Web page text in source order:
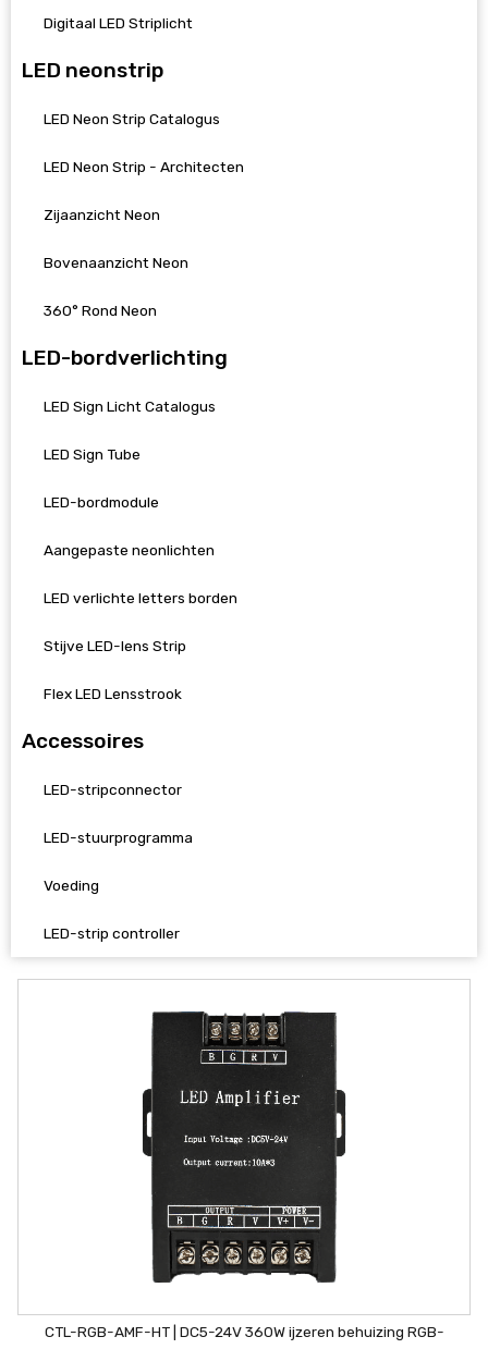
Digitaal LED Striplicht
LED neonstrip
LED Neon Strip Catalogus
LED Neon Strip - Architecten
Zijaanzicht Neon
Bovenaanzicht Neon
360° Rond Neon
LED-bordverlichting
LED Sign Licht Catalogus
LED Sign Tube
LED-bordmodule
Aangepaste neonlichten
LED verlichte letters borden
Stijve LED-lens Strip
Flex LED Lensstrook
Accessoires
LED-stripconnector
LED-stuurprogramma
Voeding
LED-strip controller
CTL-RGB-AMF-HT | DC5-24V 360W ijzeren behuizing RGB-